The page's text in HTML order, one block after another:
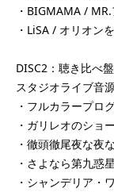
・BIGMAMA / MR.
・LiSA / オリオン
DISC2：聴き比べ
スタジオライブ音
・フルカラープロ
・ガリレオのショ
・徹頭徹尾夜な夜
・さよなら第九惑星
・シャンデリア・